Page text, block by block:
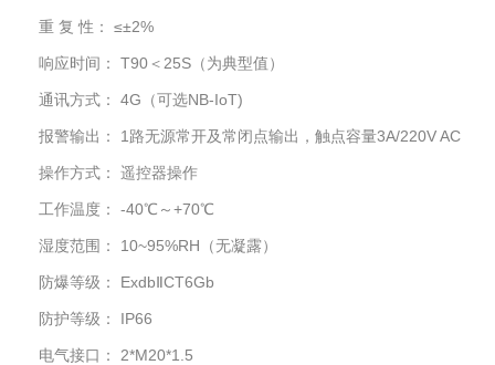
重 复 性： ≤±2%
响应时间： T90＜25S（为典型值）
通讯方式： 4G（可选NB-IoT)
报警输出： 1路无源常开及常闭点输出，触点容量3A/220V AC
操作方式： 遥控器操作
工作温度： -40℃～+70℃
湿度范围： 10~95%RH（无凝露）
防爆等级： ExdbⅡCT6Gb
防护等级： IP66
电气接口： 2*M20*1.5